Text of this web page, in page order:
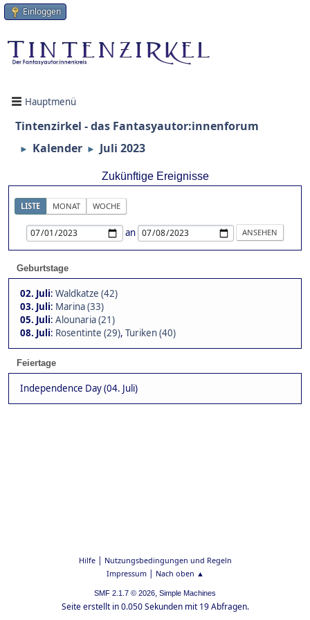
Einloggen
Hauptmenü
Tintenzirkel - das Fantasyautor:innenforum
► Kalender ► Juli 2023
Zukünftige Ereignisse
LISTE MONAT WOCHE
an
Geburtstage
02. Juli: Waldkatze (42)
03. Juli: Marina (33)
05. Juli: Alounaria (21)
08. Juli: Rosentinte (29), Turiken (40)
Feiertage
Independence Day (04. Juli)
Hilfe| Nutzungsbedingungen und Regeln
Impressum| Nach oben ▲
SMF 2.1.7 © 2026, Simple Machines
Seite erstellt in 0.050 Sekunden mit 19 Abfragen.